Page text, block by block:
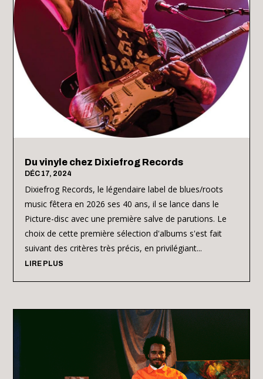
Du vinyle chez Dixiefrog Records
DÉC 17, 2024
Dixiefrog Records, le légendaire label de blues/roots
music fêtera en 2026 ses 40 ans, il se lance dans le
Picture-disc avec une première salve de parutions. Le
choix de cette première sélection d'albums s'est fait
suivant des critères très précis, en privilégiant...
LIRE PLUS